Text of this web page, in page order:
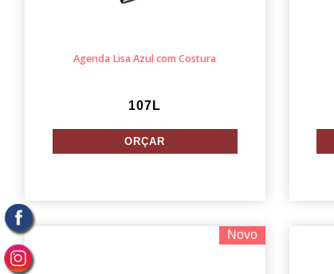
Agenda Lisa Azul com Costura
107L
Novo